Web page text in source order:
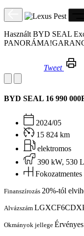
Használt BYD SEAL
Tweet
BYD SEAL 16 990
2024/05
15 824 km
elektromos
390 kW, 530
Fokozatmentes
Finanszírozás 20%-tól
Alvázszám
Okmányok jellege